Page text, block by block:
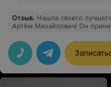
Отзыв. Нашла своего
Артём Михайлович! Он
руке, которая только
назначено лечение и
лечение не дало никаких
массаж не надеялась, но
попала к Артёму. Благодаря
появилась надежда на